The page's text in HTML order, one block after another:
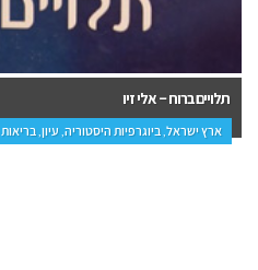
תלויים ברוח – אלי זיו
ארץ ישראל, ביוגרפיות היסטוריה, עיון, בריאות